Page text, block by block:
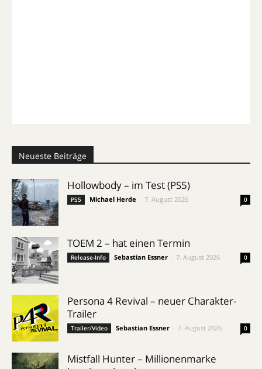
Neueste Beiträge
Hollowbody – im Test (PS5)
PS5 Michael Herde 7. August 2026 0
TOEM 2 – hat einen Termin
Release-Info Sebastian Essner 7. August 2026 0
Persona 4 Revival – neuer Charakter-
Trailer
Trailer/Video Sebastian Essner 7. August 2026 0
Mistfall Hunter – Millionenmarke